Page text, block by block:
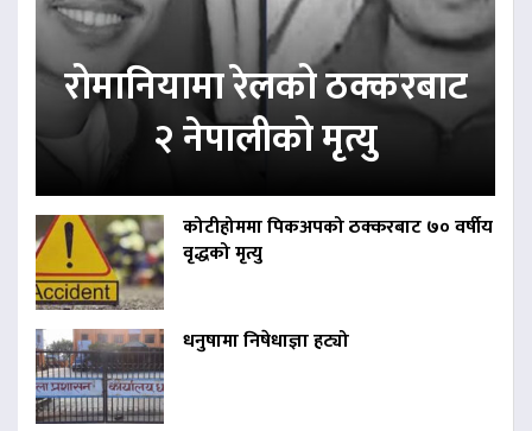
रोमानियामा रेलको ठक्करबाट
२ नेपालीको मृत्यु
कोटीहोममा पिकअपको ठक्करबाट ७० वर्षीय
वृद्धको मृत्यु
धनुषामा निषेधाज्ञा हट्यो